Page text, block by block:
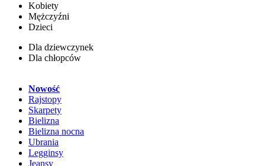
Kobiety
Mężczyźni
Dzieci
Dla dziewczynek
Dla chłopców
Nowość
Rajstopy
Skarpety
Bielizna
Bielizna nocna
Ubrania
Legginsy
Jeansy